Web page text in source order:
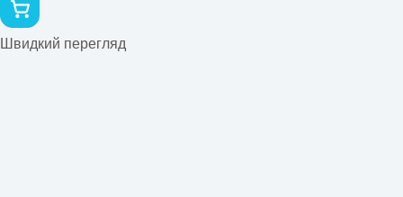
Швидкий перегляд